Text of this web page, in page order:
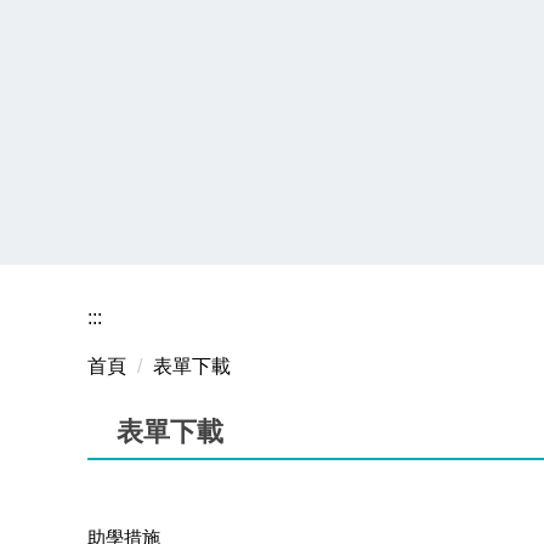
:::
首頁 表單下載
表單下載
助學措施